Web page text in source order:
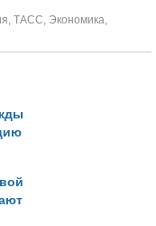
, ТАСС, Экономика,